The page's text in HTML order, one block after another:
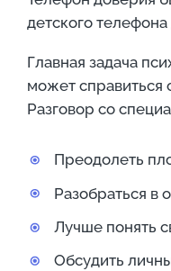
детского
Главная задача
может справиться
Разговор со
Преодолеть
Разобраться в
Лучше понять
Обсудить